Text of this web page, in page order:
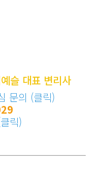
슬 대표 변리사
문의 (클릭)
릭)